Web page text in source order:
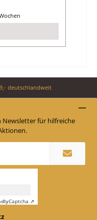
deutschlandweit
Newsletter für hilfreiche
Captcha ⇗